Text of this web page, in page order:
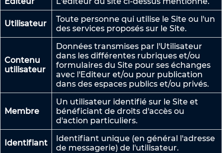
Utilisateur
Toute personne qui utilise le Site ou l'un
des services proposés sur le Site.
Contenu
utilisateur
Données transmises par l'Utilisateur
dans les différentes rubriques et/ou
formulaires du Site pour ses échanges
avec l'Editeur et/ou pour publication
dans des espaces publics et/ou privés.
Membre
Un utilisateur identifié sur le Site et
bénéficiant de droits d'accès ou
d'action particuliers.
Identifiant
Identifiant unique (en général l'adresse
de messagerie) de l'utilisateur.